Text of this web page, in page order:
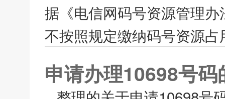
据《电信网码号资源管理
不按照规定缴纳码号资源
申请办理10698号